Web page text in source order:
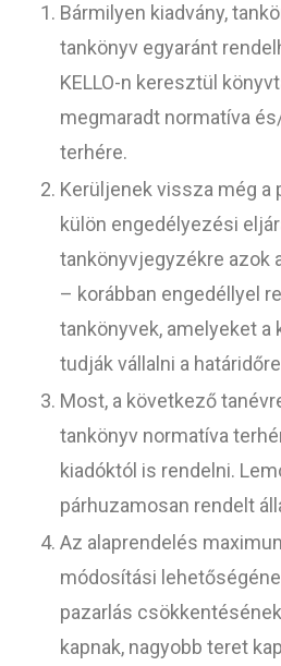
Bármilyen kiadvány,
tankönyv egyaránt
KELLO-n keresztül
megmaradt normatíva
terhére.
Kerüljenek vissza még a
külön engedélyezési
tankönyvjegyzékre azok
– korábban engedéllyel
tankönyvek, amelyeket a
tudják vállalni a
Most, a következő
tankönyv normatíva
kiadóktól is rendelni.
párhuzamosan rendelt
Az alaprendelés
módosítási
pazarlás
kapnak, nagyobb teret